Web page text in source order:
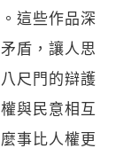
這些作品深
盾，讓人思
尺門的辯護
與民意相互
事比人權更